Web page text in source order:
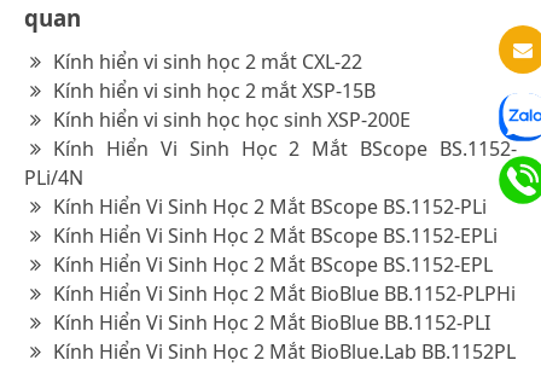
quan
Kính hiển vi sinh học 2 mắt CXL-22
Kính hiển vi sinh học 2 mắt XSP-15B
Kính hiển vi sinh học học sinh XSP-200E
Kính Hiển Vi Sinh Học 2 Mắt BScope BS.1152-
PLi/4N
Kính Hiển Vi Sinh Học 2 Mắt BScope BS.1152-PLi
Kính Hiển Vi Sinh Học 2 Mắt BScope BS.1152-EPLi
Kính Hiển Vi Sinh Học 2 Mắt BScope BS.1152-EPL
Kính Hiển Vi Sinh Học 2 Mắt BioBlue BB.1152-PLPHi
Kính Hiển Vi Sinh Học 2 Mắt BioBlue BB.1152-PLI
Kính Hiển Vi Sinh Học 2 Mắt BioBlue.Lab BB.1152PL